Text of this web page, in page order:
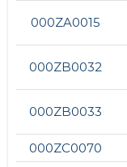
000ZA0015
000ZB0032
000ZB0033
000ZC0070